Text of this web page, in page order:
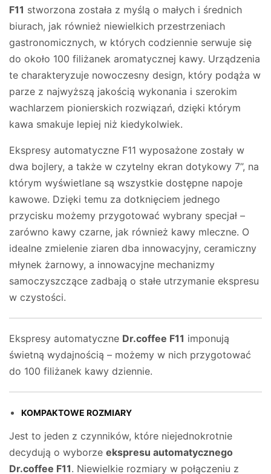
F11 stworzona została z myślą o małych i średnich
biurach, jak również niewielkich przestrzeniach
gastronomicznych, w których codziennie serwuje się
do około 100 filiżanek aromatycznej kawy. Urządzenia
te charakteryzuje nowoczesny design, który podąża w
parze z najwyższą jakością wykonania i szerokim
wachlarzem pionierskich rozwiązań, dzięki którym
kawa smakuje lepiej niż kiedykolwiek.
Ekspresy automatyczne F11 wyposażone zostały w
dwa bojlery, a także w czytelny ekran dotykowy 7’’, na
którym wyświetlane są wszystkie dostępne napoje
kawowe. Dzięki temu za dotknięciem jednego
przycisku możemy przygotować wybrany specjał –
zarówno kawy czarne, jak również kawy mleczne. O
idealne zmielenie ziaren dba innowacyjny, ceramiczny
młynek żarnowy, a innowacyjne mechanizmy
samoczyszczące zadbają o stałe utrzymanie ekspresu
w czystości.
Ekspresy automatyczne Dr.coffee F11 imponują
świetną wydajnością – możemy w nich przygotować
do 100 filiżanek kawy dziennie.
KOMPAKTOWE ROZMIARY
Jest to jeden z czynników, które niejednokrotnie
decydują o wyborzeekspresu automatycznego
Dr.coffee F11. Niewielkie rozmiary w połączeniu z